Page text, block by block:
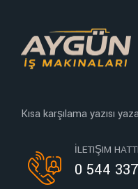
Kısa karşılama yazısı
İLETIŞIM
0 544